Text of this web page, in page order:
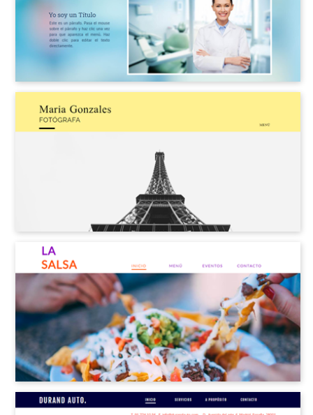
Trabajos y Renovaciones
Bebidas y Alimentos
Hoteles y Viajes
Sitio personal
Arquitectura y Bienes Raíces
Comunidad y Asociaciones
Tecnología
Eventos
Moda y Diseño